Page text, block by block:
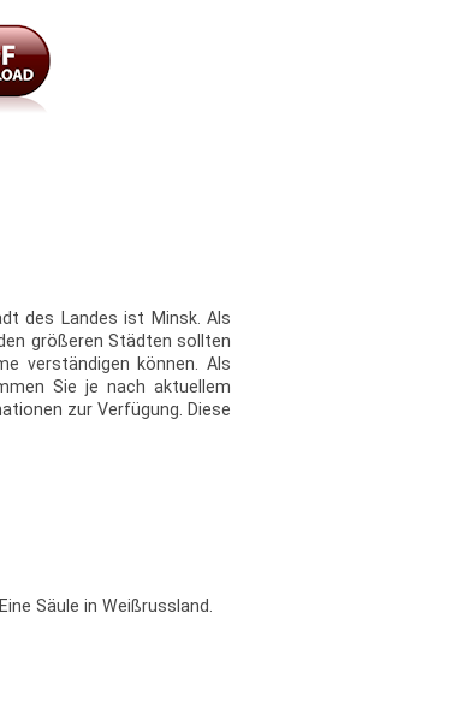
des Landes ist Minsk. Als
größeren Städten sollten
verständigen können. Als
Sie je nach aktuellem
zur Verfügung. Diese